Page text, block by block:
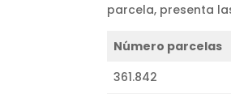
parcela, presenta
Número parcelas
361.842